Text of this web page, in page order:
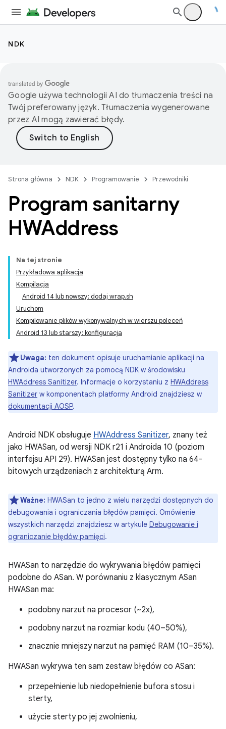
NDK
Google używa technologii AI do tłumaczenia treści na
Twój preferowany język. Tłumaczenia wygenerowane
przez AI mogą zawierać błędy.
Strona główna NDK Programowanie Przewodniki
Program sanitarny
HWAddress
Na tej stronie
Przykładowa aplikacja
Kompilacja
Android 14 lub nowszy: dodaj wrap.sh
Uruchom
Kompilowanie plików wykonywalnych w wierszu poleceń
Android 13 lub starszy: konfiguracja
Uwaga: ten dokument opisuje uruchamianie aplikacji na
Androida utworzonych za pomocą NDK w środowisku
HWAddress Sanitizer. Informacje o korzystaniu z HWAddress
Sanitizer w komponentach platformy Android znajdziesz w
dokumentacji AOSP.
Android NDK obsługuje HWAddress Sanitizer, znany też
jako HWASan, od wersji NDK r21 i Androida 10 (poziom
interfejsu API 29). HWASan jest dostępny tylko na 64-
bitowych urządzeniach z architekturą Arm.
Ważne: HWASan to jedno z wielu narzędzi dostępnych do
debugowania i ograniczania błędów pamięci. Omówienie
wszystkich narzędzi znajdziesz w artykule Debugowanie i
ograniczanie błędów pamięci.
HWASan to narzędzie do wykrywania błędów pamięci
podobne do ASan. W porównaniu z klasycznym ASan
HWASan ma:
podobny narzut na procesor (~2x),
podobny narzut na rozmiar kodu (40–50%),
znacznie mniejszy narzut na pamięć RAM (10–35%).
HWASan wykrywa ten sam zestaw błędów co ASan:
przepełnienie lub niedopełnienie bufora stosu i
sterty,
użycie sterty po jej zwolnieniu,